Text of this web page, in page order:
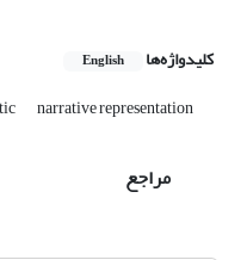
کلیدواژه‌ها English
narrative representation
مراجع